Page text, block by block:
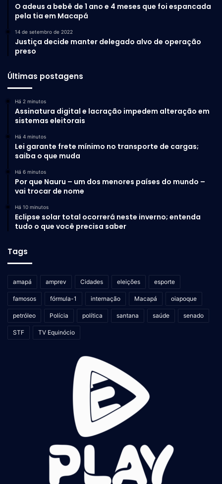
O adeus a bebê de 1 ano e 4 meses que foi espancada
pela tia em Macapá
14 de setembro de 2022
Justiça decide manter delegado alvo de operação
preso
Últimas postagens
Há 2 minutos
Assinatura digital e lacração impedem alteração em
sistemas eleitorais
Há 4 minutos
Lei garante frete mínimo no transporte de cargas;
saiba o que muda
Há 6 minutos
Por que Nauru – um dos menores países do mundo –
vai trocar de nome
Há 10 minutos
Eclipse solar total ocorrerá neste inverno; entenda
tudo o que você precisa saber
Tags
amapá amprev Cidades eleições esporte
famosos fórmula-1 internação Macapá oiapoque
petróleo Polícia política santana saúde senado
STF TV Equinócio